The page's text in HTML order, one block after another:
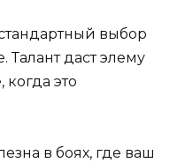
выбор
Талант даст элему
это
в боях, где ваш